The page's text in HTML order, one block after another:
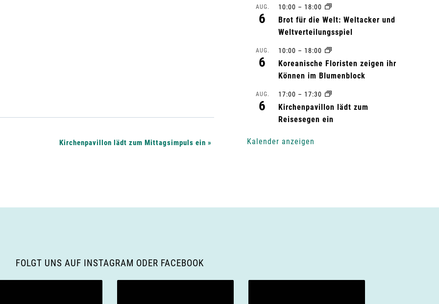
Kirchenpavillon lädt zum Mittagsimpuls ein»
AUG.
6
10:00 – 18:00
Brot für die Welt: Weltacker und
Weltverteilungsspiel
AUG.
6
10:00 – 18:00
Koreanische Floristen zeigen ihr
Können im Blumenblock
AUG.
6
17:00 – 17:30
Kirchenpavillon lädt zum
Reisesegen ein
Kalender anzeigen
FOLGT UNS AUF INSTAGRAM ODER FACEBOOK